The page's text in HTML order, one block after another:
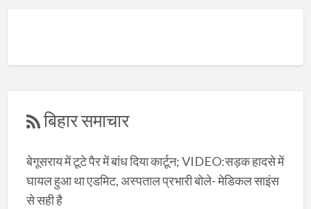
बिहार समाचार
बेगूसराय में टूटे पैर में बांध दिया कार्टून; VIDEO:सड़क हादसे में
घायल हुआ था एडमिट, अस्पताल प्रभारी बोले- मेडिकल साइंस
से सही है